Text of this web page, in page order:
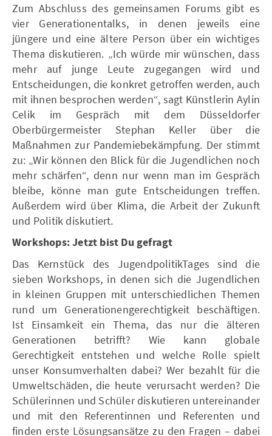
Zum Abschluss des gemeinsamen Forums gibt es
vier Generationentalks, in denen jeweils eine
jüngere und eine ältere Person über ein wichtiges
Thema diskutieren. „Ich würde mir wünschen, dass
mehr auf junge Leute zugegangen wird und
Entscheidungen, die konkret getroffen werden, auch
mit ihnen besprochen werden“, sagt Künstlerin Aylin
Celik im Gespräch mit dem Düsseldorfer
Oberbürgermeister Stephan Keller über die
Maßnahmen zur Pandemiebekämpfung. Der stimmt
zu: „Wir können den Blick für die Jugendlichen noch
mehr schärfen“, denn nur wenn man im Gespräch
bleibe, könne man gute Entscheidungen treffen.
Außerdem wird über Klima, die Arbeit der Zukunft
und Politik diskutiert.
Workshops: Jetzt bist Du gefragt
Das Kernstück des JugendpolitikTages sind die
sieben Workshops, in denen sich die Jugendlichen
in kleinen Gruppen mit unterschiedlichen Themen
rund um Generationengerechtigkeit beschäftigen.
Ist Einsamkeit ein Thema, das nur die älteren
Generationen betrifft? Wie kann globale
Gerechtigkeit entstehen und welche Rolle spielt
unser Konsumverhalten dabei? Wer bezahlt für die
Umweltschäden, die heute verursacht werden? Die
Schülerinnen und Schüler diskutieren untereinander
und mit den Referentinnen und Referenten und
finden erste Lösungsansätze zu den Fragen – dabei